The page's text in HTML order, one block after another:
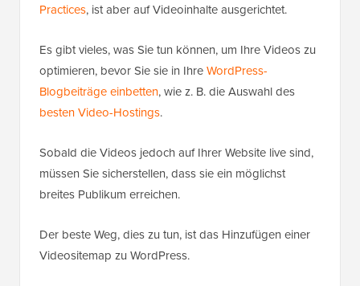
Practices, ist aber auf Videoinhalte ausgerichtet.
Es gibt vieles, was Sie tun können, um Ihre Videos zu
optimieren, bevor Sie sie in IhreWordPress-
Blogbeiträge einbetten, wie z. B. die Auswahl des
besten Video-Hostings.
Sobald die Videos jedoch auf Ihrer Website live sind,
müssen Sie sicherstellen, dass sie ein möglichst
breites Publikum erreichen.
Der beste Weg, dies zu tun, ist das Hinzufügen einer
Videositemap zu WordPress.